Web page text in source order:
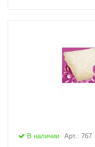
В наличии Арт.: 767